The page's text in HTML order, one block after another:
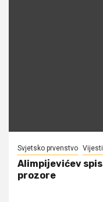
Svjetsko prvenstvo Vijesti
Alimpijevićev
prozore